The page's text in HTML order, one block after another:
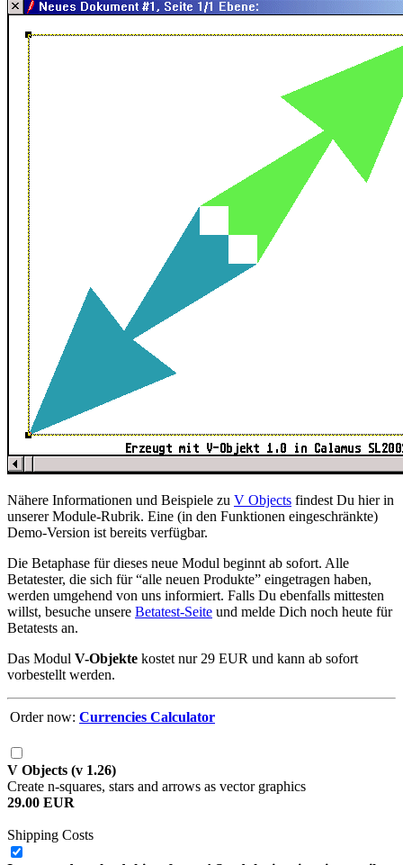
Nähere Informationen und Beispiele zu V Objects findest Du hier in
unserer Module-Rubrik. Eine (in den Funktionen eingeschränkte)
Demo-Version ist bereits verfügbar.
Die Betaphase für dieses neue Modul beginnt ab sofort. Alle
Betatester, die sich für alle neuen Produkte
eingetragen haben,
werden umgehend von uns informiert. Falls Du ebenfalls mittesten
willst, besuche unsere Betatest-Seite und melde Dich noch heute für
Betatests an.
Das Modul V-Objekte kostet nur 29 EUR und kann ab sofort
vorbestellt werden.
Order now: Currencies Calculator
V Objects (v 1.26)
Create n-squares, stars and arrows as vector graphics
29.00 EUR
Shipping Costs